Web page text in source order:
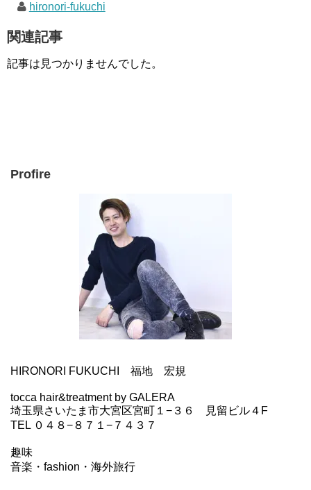
hironori-fukuchi
関連記事
記事は見つかりませんでした。
Profire
HIRONORI FUKUCHI 福地 宏規
tocca hair&treatment by GALERA
埼玉県さいたま市大宮区宮町１−３６ 見留ビル４F
TEL ０４８−８７１−７４３７
趣味
音楽・fashion・海外旅行